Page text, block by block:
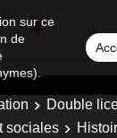
sur ce
de
Double
sociales